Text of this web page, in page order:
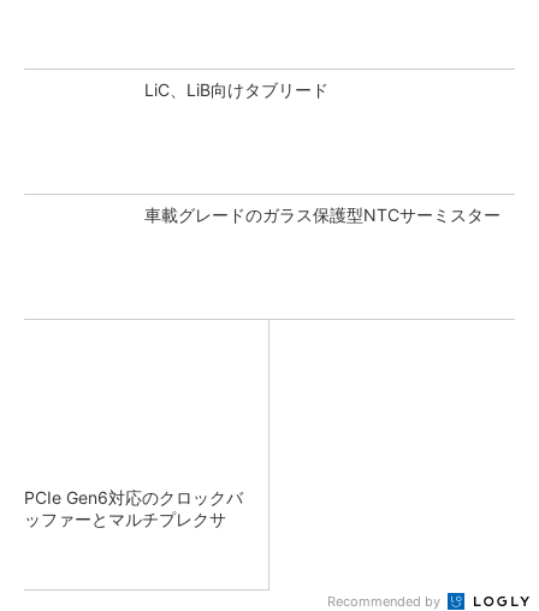
LiC、LiB向けタブリード
車載グレードのガラス保護型NTCサーミスター
PCIe Gen6対応のクロックバ
ッファーとマルチプレクサ
Recommended by